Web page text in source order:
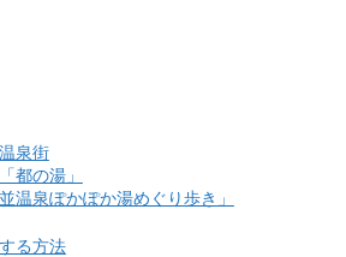
泉街
都の湯」
温泉ぽかぽか湯めぐり歩き」
る方法